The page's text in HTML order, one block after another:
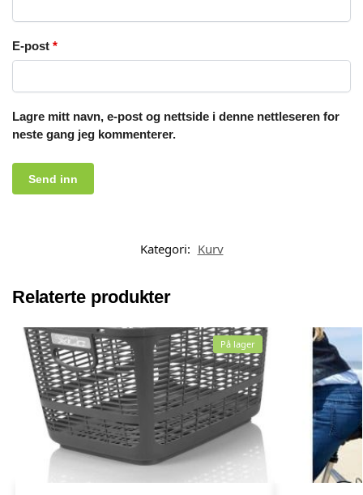
E-post *
Lagre mitt navn, e-post og nettside i denne nettleseren for
neste gang jeg kommenterer.
Kategori: Kurv
Relaterte produkter
På lager